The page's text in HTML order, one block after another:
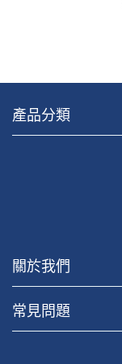
產品分類
關於我們
常見問題